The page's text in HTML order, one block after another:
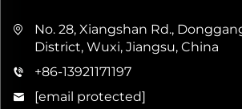
No. 28, Xiangshan Rd.,
District, Wuxi, Jiangsu, China
+86-13921171197
[email protected]